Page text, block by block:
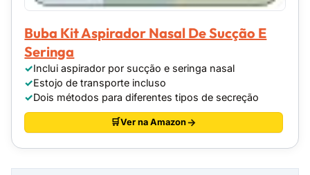
Buba Kit Aspirador Nasal De Sucção E
Seringa
Inclui aspirador por sucção e seringa nasal
Estojo de transporte incluso
Dois métodos para diferentes tipos de secreção
Ver na Amazon